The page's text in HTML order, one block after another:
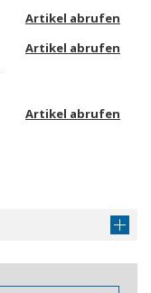
Artikel abrufen
Artikel abrufen
Artikel abrufen